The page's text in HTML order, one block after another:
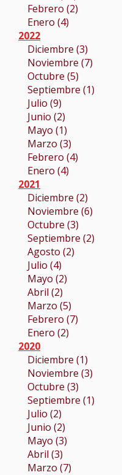
Febrero (2)
Enero (4)
2022
Diciembre (3)
Noviembre (7)
Octubre (5)
Septiembre (1)
Julio (9)
Junio (2)
Mayo (1)
Marzo (3)
Febrero (4)
Enero (4)
2021
Diciembre (2)
Noviembre (6)
Octubre (3)
Septiembre (2)
Agosto (2)
Julio (4)
Mayo (2)
Abril (2)
Marzo (5)
Febrero (7)
Enero (2)
2020
Diciembre (1)
Noviembre (3)
Octubre (3)
Septiembre (1)
Julio (2)
Junio (2)
Mayo (3)
Abril (3)
Marzo (7)